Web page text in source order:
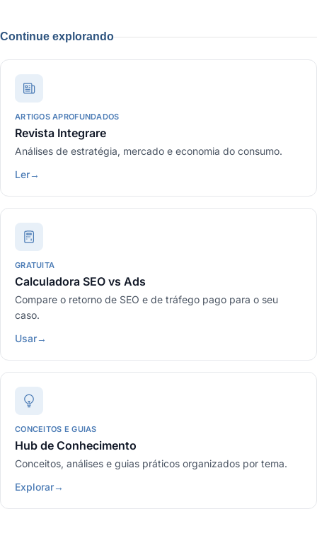
Continue explorando
ARTIGOS APROFUNDADOS
Revista Integrare
Análises de estratégia, mercado e economia do consumo.
Ler→
GRATUITA
Calculadora SEO vs Ads
Compare o retorno de SEO e de tráfego pago para o seu
caso.
Usar→
CONCEITOS E GUIAS
Hub de Conhecimento
Conceitos, análises e guias práticos organizados por tema.
Explorar→